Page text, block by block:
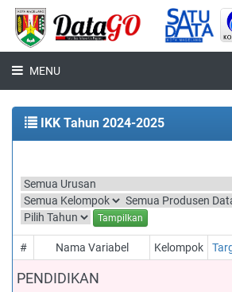
MENU
IKK Tahun 2024-2025
Tampilkan
# Nama Variabel Kelompok
PENDIDIKAN